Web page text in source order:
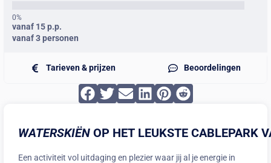
WATERSKIËN OP HET LEUKSTE CABLEPARK
Een activiteit vol uitdaging en plezier waar jij al je energie in
vanaf 15 p.p.
vanaf 3 personen
Tarieven & prijzen Beoordelingen